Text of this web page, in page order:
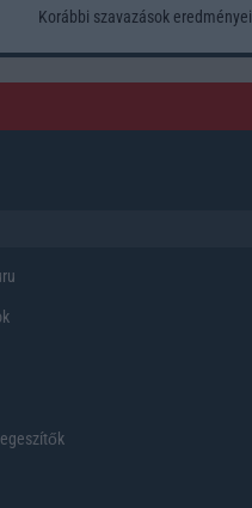
Korábbi szavazások eredményei